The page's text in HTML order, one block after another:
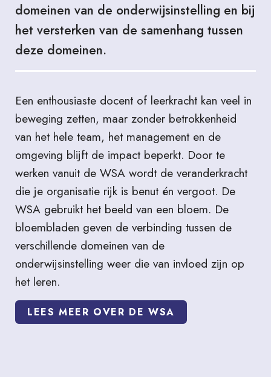
domeinen van de onderwijsinstelling en bij
het versterken van de samenhang tussen
deze domeinen.
Een enthousiaste docent of leerkracht kan veel in
beweging zetten, maar zonder betrokkenheid
van het hele team, het management en de
omgeving blijft de impact beperkt. Door te
werken vanuit de WSA wordt de veranderkracht
die je organisatie rijk is benut én vergoot. De
WSA gebruikt het beeld van een bloem. De
bloembladen geven de verbinding tussen de
verschillende domeinen van de
onderwijsinstelling weer die van invloed zijn op
het leren.
LEES MEER OVER DE WSA